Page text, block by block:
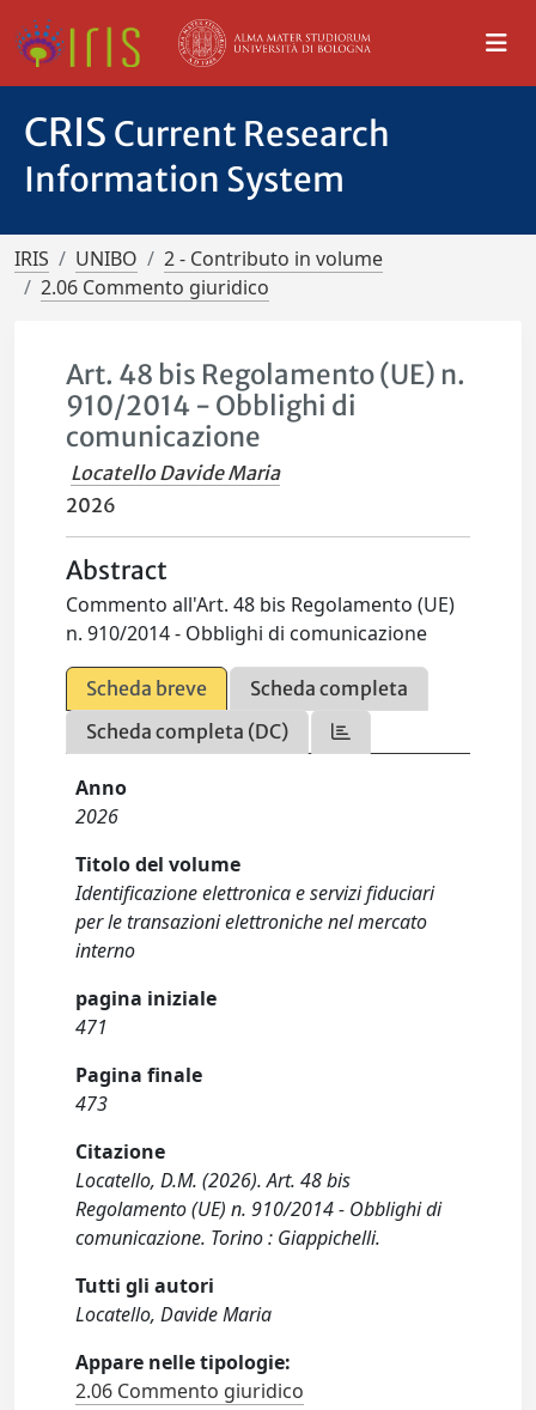
CRIS Current Research
Information System
IRIS UNIBO
2 - Contributo in volume
2.06 Commento giuridico
Art. 48 bis Regolamento (UE) n.
910/2014 - Obblighi di
comunicazione
Locatello Davide Maria
2026
Abstract
Commento all'Art. 48 bis Regolamento (UE)
n. 910/2014 - Obblighi di comunicazione
Scheda breve
Scheda completa
Scheda completa (DC)
Anno
2026
Titolo del volume
Identificazione elettronica e servizi fiduciari
per le transazioni elettroniche nel mercato
interno
pagina iniziale
471
Pagina finale
473
Citazione
Locatello, D.M. (2026). Art. 48 bis
Regolamento (UE) n. 910/2014 - Obblighi di
comunicazione. Torino : Giappichelli.
Tutti gli autori
Locatello, Davide Maria
Appare nelle tipologie:
2.06 Commento giuridico